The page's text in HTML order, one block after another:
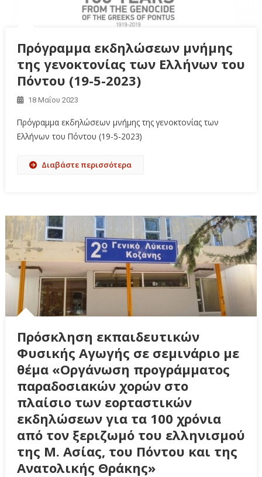
Πρόγραμμα εκδηλώσεων μνήμης
της γενοκτονίας των Ελλήνων του
Πόντου (19-5-2023)
18 Μαΐου 2023
Πρόγραμμα εκδηλώσεων μνήμης της γενοκτονίας των
Ελλήνων του Πόντου (19-5-2023)
Διαβάστε περισσότερα
Πρόσκληση εκπαιδευτικών
Φυσικής Αγωγής σε σεμινάριο με
θέμα «Οργάνωση προγράμματος
παραδοσιακών χορών στο
πλαίσιο των εορταστικών
εκδηλώσεων για τα 100 χρόνια
από τον ξεριζωμό του ελληνισμού
της Μ. Ασίας, του Πόντου και της
Ανατολικής Θράκης»